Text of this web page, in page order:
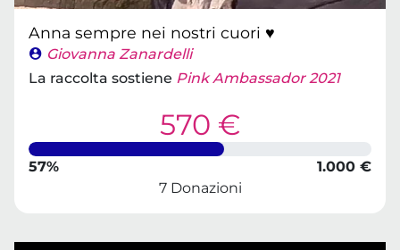
Anna sempre nei nostri cuori ♥️
Giovanna Zanardelli
La raccolta sostiene Pink Ambassador 2021
570 €
57%
1.000 €
7 Donazioni